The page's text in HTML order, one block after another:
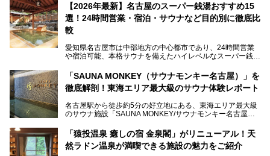
この地で30年にわたり愛され続けてきた施設だからこそ、
地元住民をはじめオープンを待ちわびている人も多いのでは
ないでしょうか。
老朽化した設備の補修を機に、2年前からじっくり構想を練
ってきたというだけあって、館内の充実度は想像以上。
以前の4倍に拡張したという露天エリアや10の浴槽、40人収
容の巨大なスタジアムサウナに、岩盤浴やリラクゼーション
までまるごと楽しめる施設に生まれ変わりました。
今回は、全面リニューアルして新しくなった「スパアクアス
【2026年最新】名古屋のスーパー銭湯おすすめ15
選！24時間営業・宿泊・サウナなど目的別に徹底比
較
愛知県名古屋市は中部地方の中心都市であり、24時間営業
や宿泊可能、本格サウナを備えたハイレベルなスーパー銭湯
そのため、「日々の仕事の疲れを心身ともにリセットした
い」「休日に時間を忘れて1日中ダラダラ過ごしたい」「コ
くある点が魅力です！
お好みの温泉施設を見つけて楽しんでくださいね。
「SAUNA MONKEY（サウナモンキー名古屋）」を
徹底解剖！東海エリア最大級のサウナ体験レポート
名古屋駅から徒歩約5分の好立地にある、東海エリア最大級
のサウナ施設「SAUNA MONKEY/サウナモンキー名古屋」
「名古屋駅周辺ってサウナが少ないよね」という声をよく耳
にするだけあり、アクセスの良さにも胸が高鳴ります。
今回は普段は男性専用となっているパブリックサウナが、女
「猿投温泉 癒しの宿 金泉閣」がリニューアル！天
然ラドン温泉が満喫できる施設の魅力をご紹介